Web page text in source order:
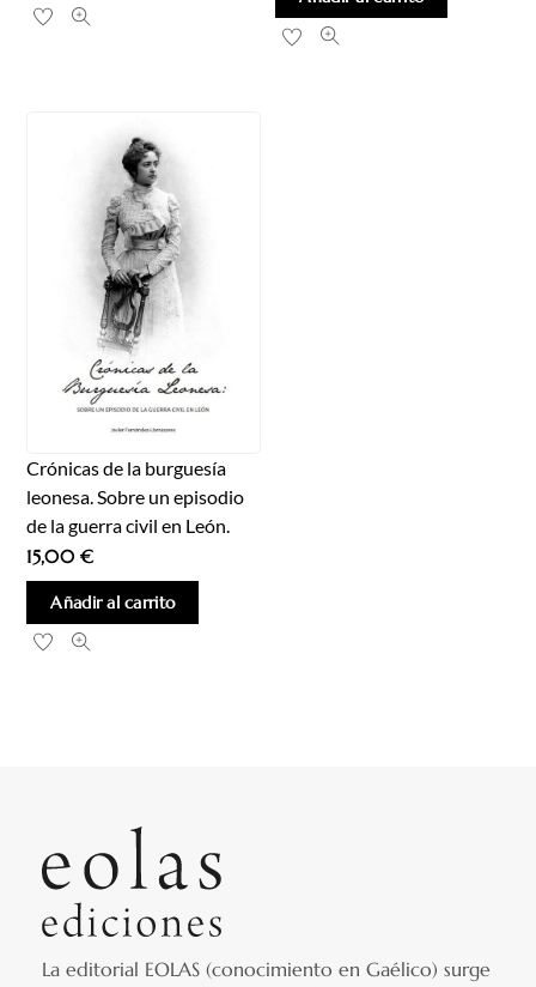
Crónicas de la burguesía
leonesa. Sobre un episodio
de la guerra civil en León.
15,00€
Añadir al carrito
La editorial EOLAS (conocimiento en Gaélico) surge